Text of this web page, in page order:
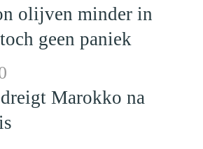
olijven minder in
geen paniek
Marokko na